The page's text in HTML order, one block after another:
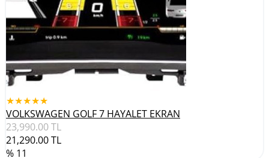
★★★★★
VOLKSWAGEN GOLF 7 HAYALET EKRAN
23,990.00TL
21,290.00TL
% 11